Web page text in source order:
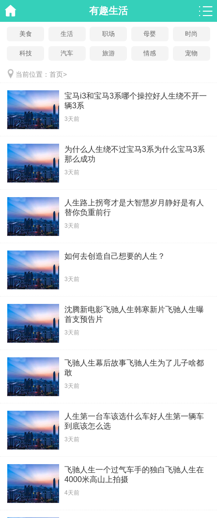
有趣生活
美食 生活 职场 母婴 时尚
科技 汽车 旅游 情感 宠物
当前位置： 首页>
宝马i3和宝马3系哪个操控好人生绕不开一
辆3系
3天前
为什么人生绕不过宝马3系为什么宝马3系
那么成功
3天前
人生路上拐弯才是大智慧岁月静好是有人
替你负重前行
3天前
如何去创造自己想要的人生？
3天前
沈腾新电影飞驰人生韩寒新片飞驰人生曝
首支预告片
3天前
飞驰人生幕后故事飞驰人生为了儿子啥都
敢
3天前
人生第一台车该选什么车好人生第一辆车
到底该怎么选
3天前
飞驰人生一个过气车手的独白飞驰人生在
4000米高山上拍摄
4天前